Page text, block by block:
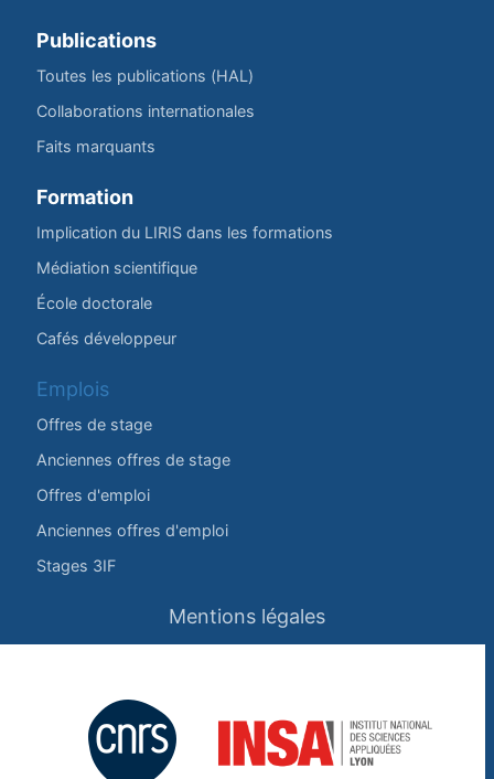
Publications
Toutes les publications (HAL)
Collaborations internationales
Faits marquants
Formation
Implication du LIRIS dans les formations
Médiation scientifique
École doctorale
Cafés développeur
Emplois
Offres de stage
Anciennes offres de stage
Offres d'emploi
Anciennes offres d'emploi
Stages 3IF
Mentions légales